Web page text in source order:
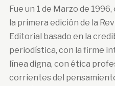
Fue un 1 de Marzo de
la primera edición de la
Editorial basado en la
periodística, con la firme
línea digna, con ética
corrientes del